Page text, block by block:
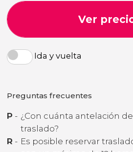
Ver
Ida y vuelta
Preguntas frecuentes
P - ¿Con cuánta antelación
traslado?
R - Es posible reservar